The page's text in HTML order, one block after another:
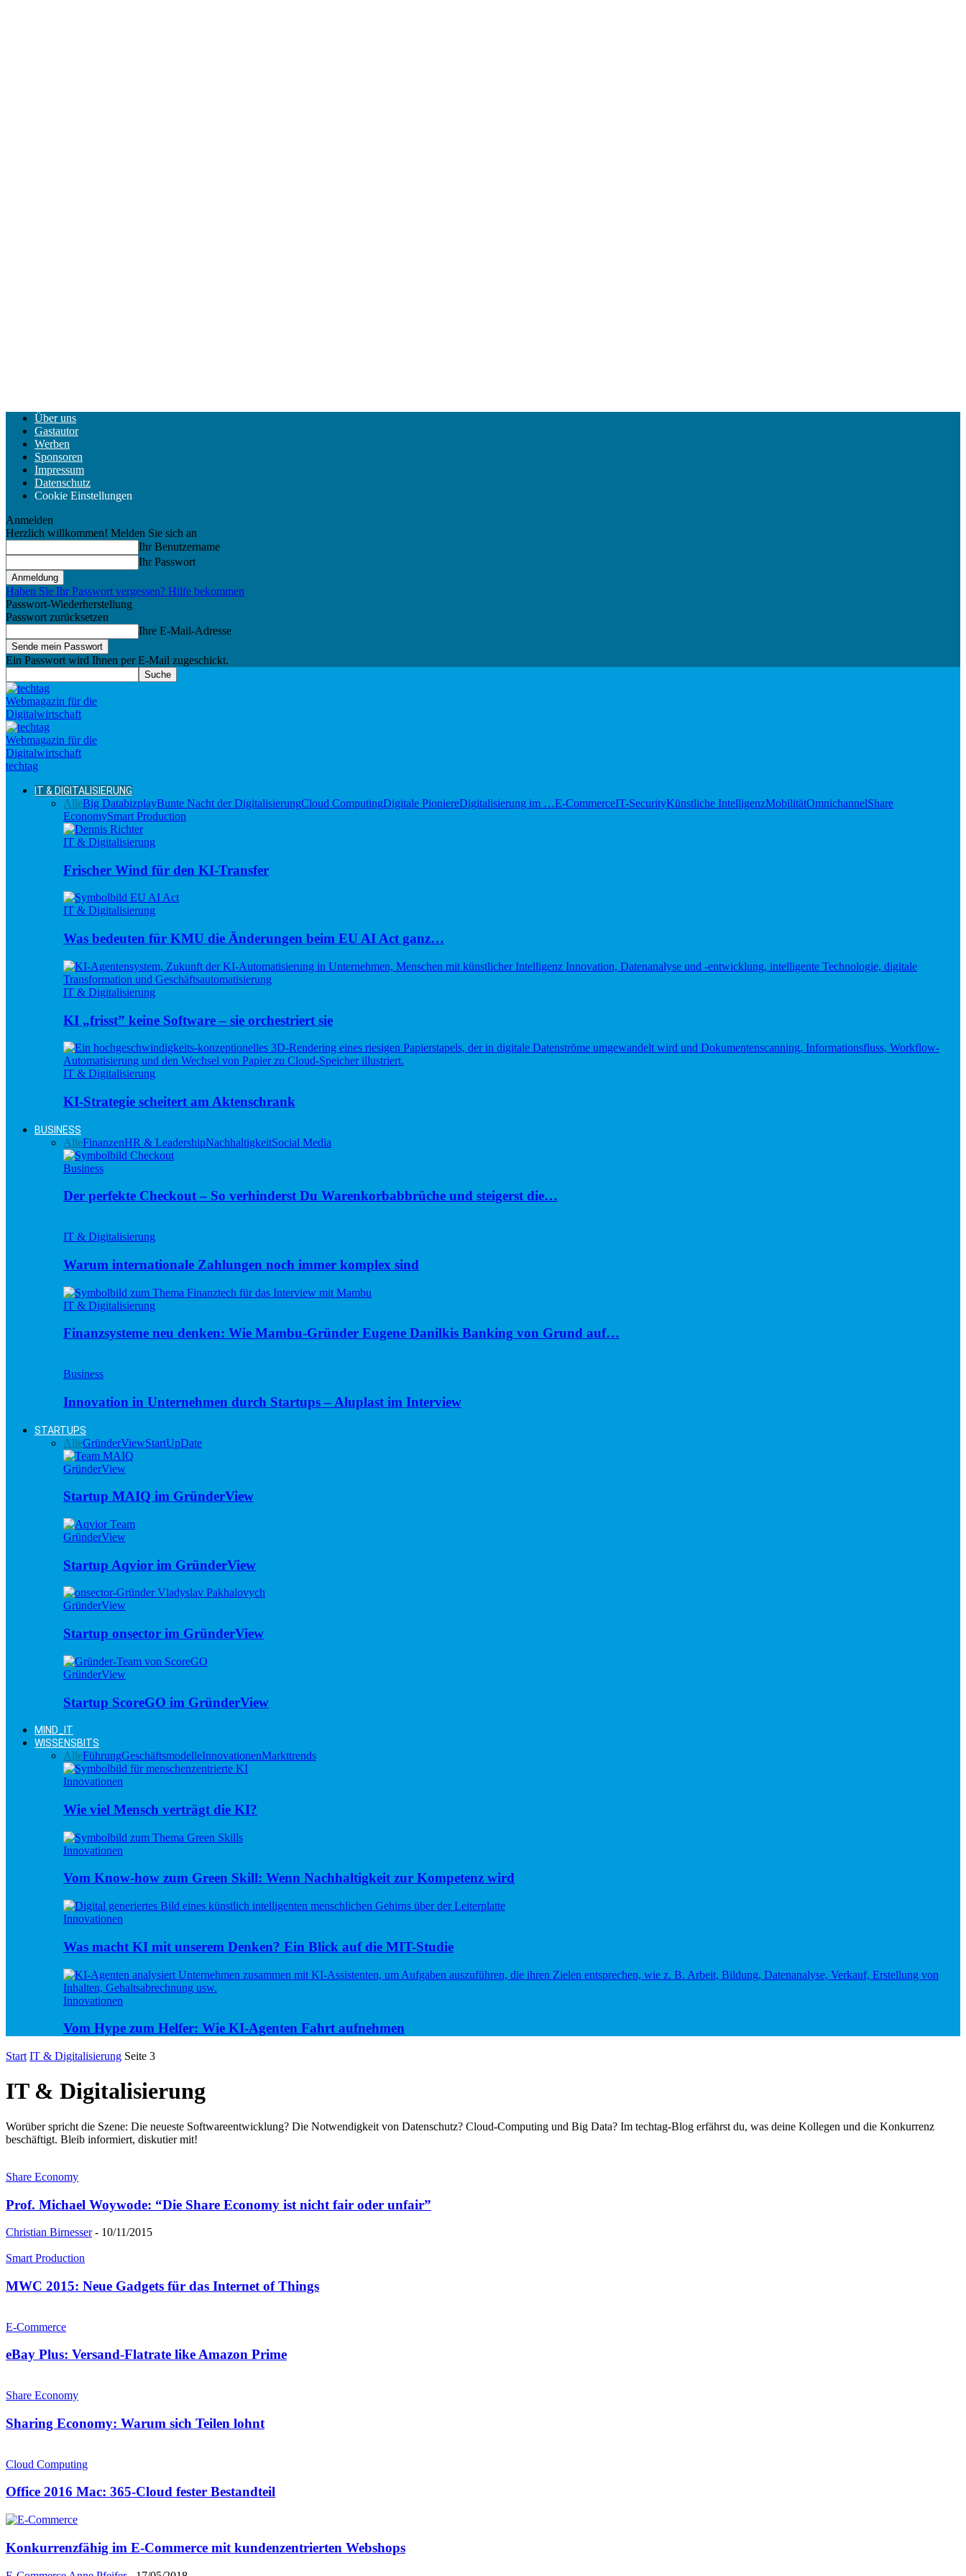
Über uns
Gastautor
Werben
Sponsoren
Impressum
Datenschutz
Cookie Einstellungen
Anmelden
Herzlich willkommen! Melden Sie sich an
Ihr Benutzername
Ihr Passwort
Haben Sie Ihr Passwort vergessen? Hilfe bekommen
Passwort-Wiederherstellung
Passwort zurücksetzen
Ihre E-Mail-Adresse
Ein Passwort wird Ihnen per E-Mail zugeschickt.
techtag
IT & DIGITALISIERUNG
AlleBig DatabizplayBunte Nacht der DigitalisierungCloud ComputingDigitale PioniereDigitalisierung im …E-CommerceIT-SecurityKünstliche IntelligenzMobilitätOmnichannelShare
EconomySmart Production
IT & Digitalisierung
Frischer Wind für den KI-Transfer
IT & Digitalisierung
Was bedeuten für KMU die Änderungen beim EU AI Act ganz…
IT & Digitalisierung
KI „frisst” keine Software – sie orchestriert sie
IT & Digitalisierung
KI-Strategie scheitert am Aktenschrank
BUSINESS
AlleFinanzenHR & LeadershipNachhaltigkeitSocial Media
Business
Der perfekte Checkout – So verhinderst Du Warenkorbabbrüche und steigerst die…
IT & Digitalisierung
Warum internationale Zahlungen noch immer komplex sind
IT & Digitalisierung
Finanzsysteme neu denken: Wie Mambu-Gründer Eugene Danilkis Banking von Grund auf…
Business
Innovation in Unternehmen durch Startups – Aluplast im Interview
STARTUPS
AlleGründerViewStartUpDate
GründerView
Startup MAIQ im GründerView
GründerView
Startup Aqvior im GründerView
GründerView
Startup onsector im GründerView
GründerView
Startup ScoreGO im GründerView
MIND_IT
WISSENSBITS
AlleFührungGeschäftsmodelleInnovationenMarkttrends
Innovationen
Wie viel Mensch verträgt die KI?
Innovationen
Vom Know-how zum Green Skill: Wenn Nachhaltigkeit zur Kompetenz wird
Innovationen
Was macht KI mit unserem Denken? Ein Blick auf die MIT-Studie
Innovationen
Vom Hype zum Helfer: Wie KI-Agenten Fahrt aufnehmen
Start IT & Digitalisierung Seite 3
IT & Digitalisierung
Worüber spricht die Szene: Die neueste Softwareentwicklung? Die Notwendigkeit von Datenschutz? Cloud-Computing und Big Data? Im techtag-Blog erfährst du, was deine Kollegen und die Konkurrenz
beschäftigt. Bleib informiert, diskutier mit!
Share Economy
Prof. Michael Woywode: “Die Share Economy ist nicht fair oder unfair”
Christian Birnesser - 10/11/2015
Smart Production
MWC 2015: Neue Gadgets für das Internet of Things
E-Commerce
eBay Plus: Versand-Flatrate like Amazon Prime
Share Economy
Sharing Economy: Warum sich Teilen lohnt
Cloud Computing
Office 2016 Mac: 365-Cloud fester Bestandteil
Konkurrenzfähig im E-Commerce mit kundenzentrierten Webshops